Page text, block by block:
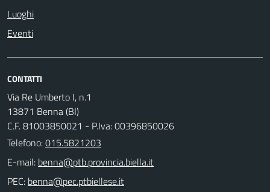
Luoghi
Eventi
CONTATTI
Via Re Umberto I, n.1
13871 Benna (BI)
C.F. 81003850021 - P.Iva: 00396850026
Telefono:015.5821203
E-mail:
PEC: